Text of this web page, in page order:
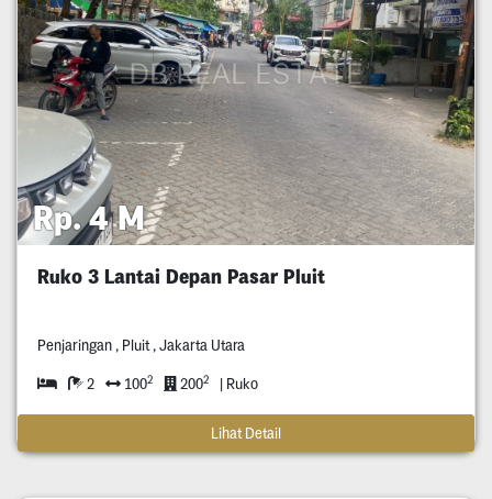
Rp. 4 M
Ruko 3 Lantai Depan Pasar Pluit
Penjaringan , Pluit , Jakarta Utara
2 1002 2002 | Ruko
Lihat Detail